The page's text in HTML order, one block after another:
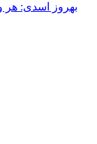
بهروز اسدی: هر